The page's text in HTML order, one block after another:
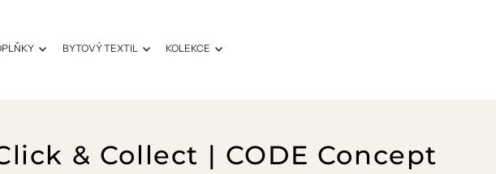
BYTOVÝ TEXTIL KOLEKCE
& Collect | CODE Concept